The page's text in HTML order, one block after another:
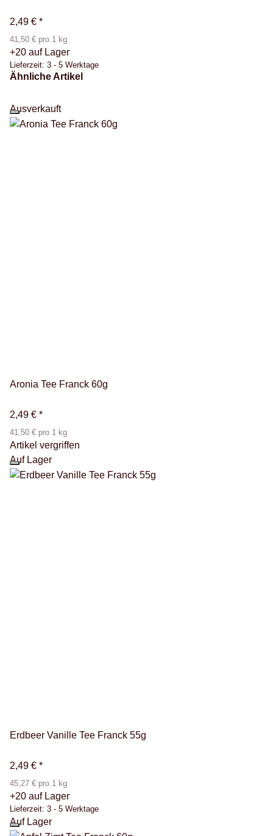
2,49 € *
41,50 € pro 1 kg
+20 auf Lager
Lieferzeit: 3 - 5 Werktage
Ähnliche Artikel
Ausverkauft
Aronia Tee Franck 60g
2,49 € *
41,50 € pro 1 kg
Artikel vergriffen
Auf Lager
Erdbeer Vanille Tee Franck 55g
2,49 € *
45,27 € pro 1 kg
+20 auf Lager
Lieferzeit: 3 - 5 Werktage
Auf Lager